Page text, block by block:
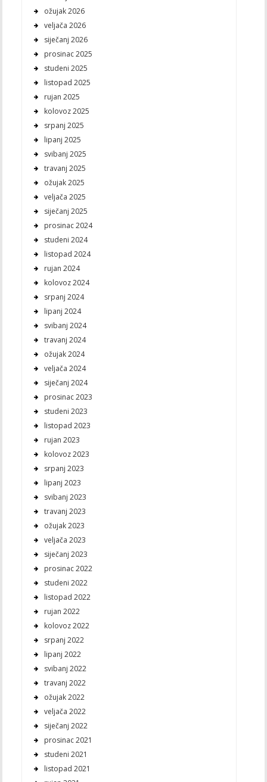
ožujak 2026
veljača 2026
siječanj 2026
prosinac 2025
studeni 2025
listopad 2025
rujan 2025
kolovoz 2025
srpanj 2025
lipanj 2025
svibanj 2025
travanj 2025
ožujak 2025
veljača 2025
siječanj 2025
prosinac 2024
studeni 2024
listopad 2024
rujan 2024
kolovoz 2024
srpanj 2024
lipanj 2024
svibanj 2024
travanj 2024
ožujak 2024
veljača 2024
siječanj 2024
prosinac 2023
studeni 2023
listopad 2023
rujan 2023
kolovoz 2023
srpanj 2023
lipanj 2023
svibanj 2023
travanj 2023
ožujak 2023
veljača 2023
siječanj 2023
prosinac 2022
studeni 2022
listopad 2022
rujan 2022
kolovoz 2022
srpanj 2022
lipanj 2022
svibanj 2022
travanj 2022
ožujak 2022
veljača 2022
siječanj 2022
prosinac 2021
studeni 2021
listopad 2021